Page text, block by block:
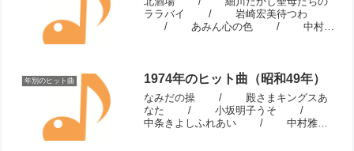
ララバイ / 岩崎宏美待つわ
/ あみん心の色 / 中村雅
/...
年別のヒット曲 1974年のヒット曲（昭和49年）
なみだの操 / 殿さまキングスあ
なた / 小坂明子うそ /
中条きよしふれあい / 中村雅俊